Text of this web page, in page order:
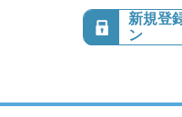
新規登
ン